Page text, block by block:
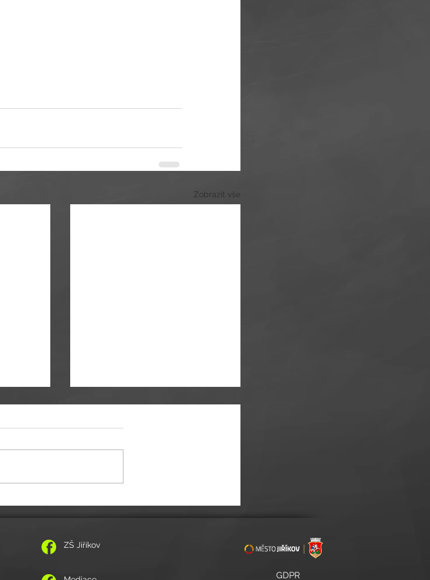
Zobrazit vše
ZŠ Jiříkov
GDPR